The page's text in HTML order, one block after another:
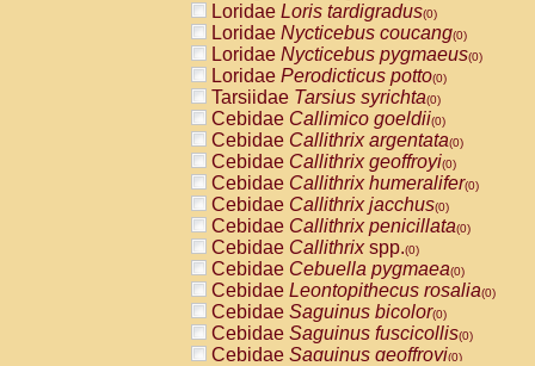
Loridae Loris tardigradus(0)
Loridae Nycticebus coucang(0)
Loridae Nycticebus pygmaeus(0)
Loridae Perodicticus potto(0)
Tarsiidae Tarsius syrichta(0)
Cebidae Callimico goeldii(0)
Cebidae Callithrix argentata(0)
Cebidae Callithrix geoffroyi(0)
Cebidae Callithrix humeralifer(0)
Cebidae Callithrix jacchus(0)
Cebidae Callithrix penicillata(0)
Cebidae Callithrixspp.(0)
Cebidae Cebuella pygmaea(0)
Cebidae Leontopithecus rosalia(0)
Cebidae Saguinus bicolor(0)
Cebidae Saguinus fuscicollis(0)
Cebidae Saguinus geoffroyi(0)